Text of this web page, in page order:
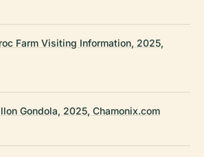
Farm Visiting Information, 2025,
Gondola, 2025, Chamonix.com